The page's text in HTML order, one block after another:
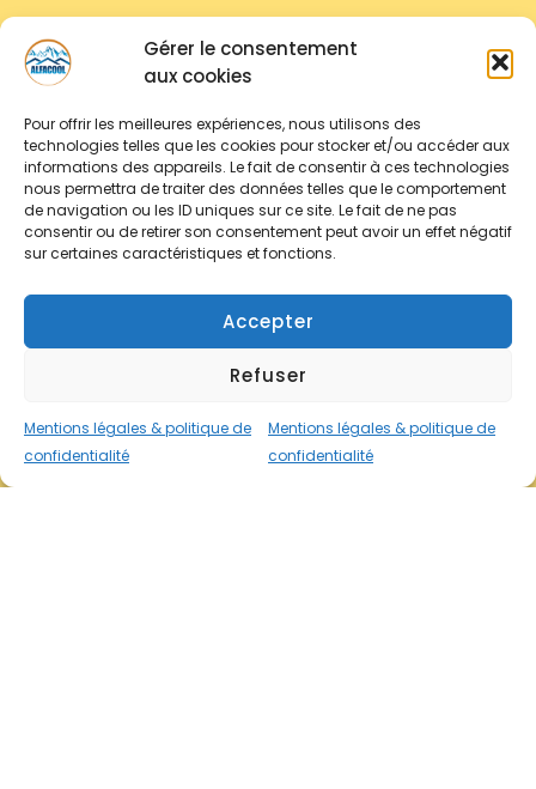
Gérer le consentement
aux cookies
Pour offrir les meilleures expériences, nous utilisons des
technologies telles que les cookies pour stocker et/ou accéder aux
informations des appareils. Le fait de consentir à ces technologies
nous permettra de traiter des données telles que le comportement
de navigation ou les ID uniques sur ce site. Le fait de ne pas
consentir ou de retirer son consentement peut avoir un effet négatif
sur certaines caractéristiques et fonctions.
Accepter
Refuser
Mentions légales & politique de
confidentialité
Mentions légales & politique de
confidentialité